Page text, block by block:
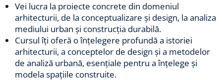
Vei lucra la proiecte concrete din domeniul
arhitecturii, de la conceptualizare și design, la analiza
mediului urban și construcția durabilă.
Cursul îți oferă o înțelegere profundă a istoriei
arhitecturii, a conceptelor de design și a metodelor
de analiză urbană, esențiale pentru a înțelege și
modela spațiile construite.